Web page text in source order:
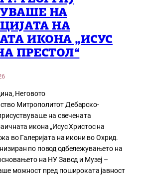
НА
НА
ИКОНА „ИСУС
ПРЕСТОЛ“
Неговото
Митрополитот Дебарско-
на свечената
икона „Исус Христос на
во Галеријата на икони во Охрид.
по повод одбележувањето на
на НУ Завод и Музеј –
можност пред пошироката јавност